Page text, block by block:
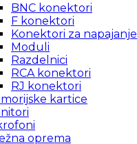
BNC konektori
F konektori
Konektori za napajanje
Moduli
Razdelnici
RCA konektori
RJ konektori
kartice
oprema